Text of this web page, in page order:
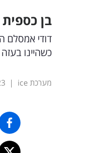
בן
כשהיינו
מערכת ice |